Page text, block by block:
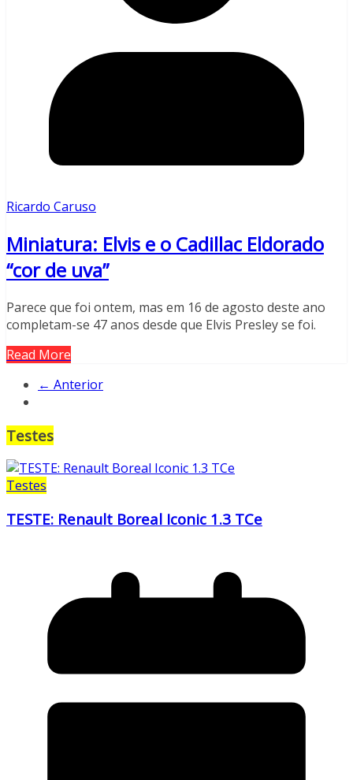
Ricardo Caruso
Miniatura: Elvis e o Cadillac Eldorado
“cor de uva”
Parece que foi ontem, mas em 16 de agosto deste ano
completam-se 47 anos desde que Elvis Presley se foi.
Read More
← Anterior
Testes
Testes
TESTE: Renault Boreal Iconic 1.3 TCe